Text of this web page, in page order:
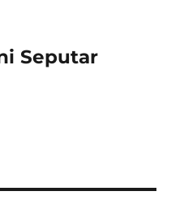
Seputar